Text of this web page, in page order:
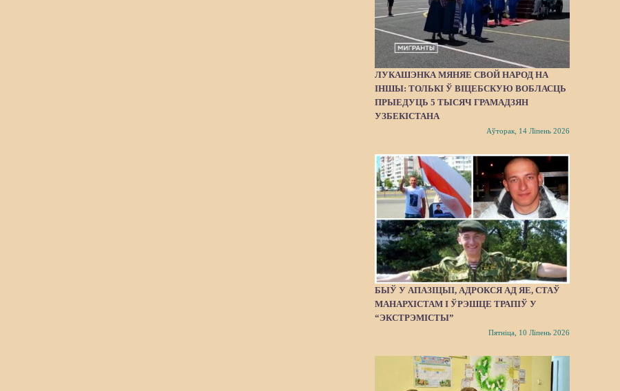
ЛУКАШЭНКА МЯНЯЕ СВОЙ НАРОД НА
ІНШЫ: ТОЛЬКІ Ў ВІЦЕБСКУЮ ВОБЛАСЦЬ
ПРЫЕДУЦЬ 5 ТЫСЯЧ ГРАМАДЗЯН
УЗБЕКІСТАНА
Аўторак, 14 Ліпень 2026
БЫЎ У АПАЗІЦЫІ, АДРОКСЯ АД ЯЕ, СТАЎ
МАНАРХІСТАМ І ЎРЭШЦЕ ТРАПІЎ У
“ЭКСТРЭМІСТЫ”
Пятніца, 10 Ліпень 2026